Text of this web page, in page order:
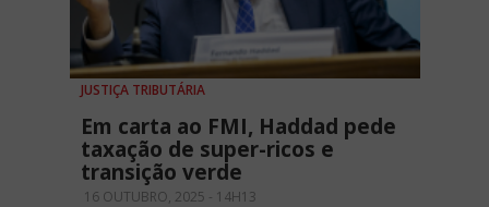
JUSTIÇA TRIBUTÁRIA
Em carta ao FMI, Haddad pede
taxação de super-ricos e
transição verde
16 OUTUBRO, 2025 - 14H13